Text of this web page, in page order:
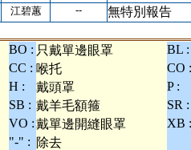
江碧蕙 -- 無特別報告
BO : 只戴單邊眼罩
BL :
CC : 喉托
CO :
H : 戴頭罩
P :
SB : 戴羊毛額箍
SR :
VO :戴單邊開縫眼罩
XB :
"-" : 除去